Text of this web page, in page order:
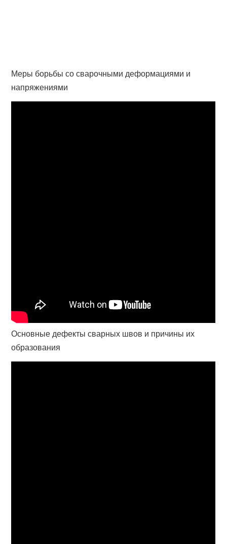
Меры борьбы со сварочными деформациями и
напряжениями
Основные дефекты сварных швов и причины их
образования